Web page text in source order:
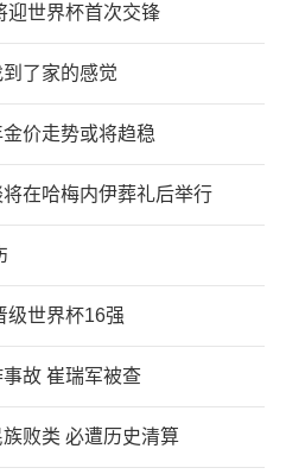
迎世界杯首次交锋
了家的感觉
价走势或将趋稳
在哈梅内伊葬礼后举行
级世界杯16强
故 崔瑞军被查
败类 必遭历史清算